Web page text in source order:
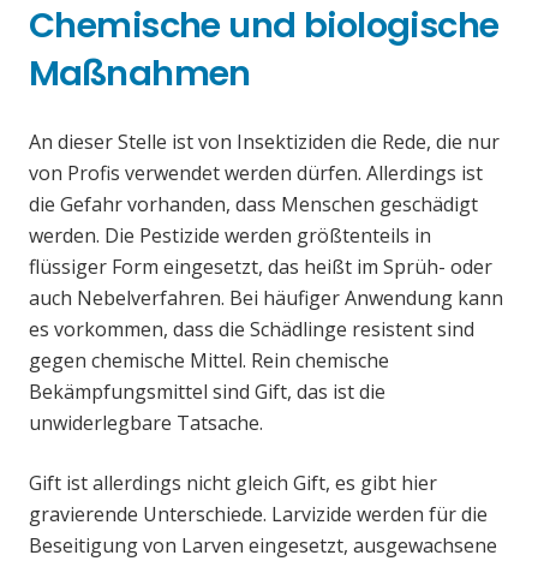
Chemische und biologische
Maßnahmen
An dieser Stelle ist von Insektiziden die Rede, die nur
von Profis verwendet werden dürfen. Allerdings ist
die Gefahr vorhanden, dass Menschen geschädigt
werden. Die Pestizide werden größtenteils in
flüssiger Form eingesetzt, das heißt im Sprüh- oder
auch Nebelverfahren. Bei häufiger Anwendung kann
es vorkommen, dass die Schädlinge resistent sind
gegen chemische Mittel. Rein chemische
Bekämpfungsmittel sind Gift, das ist die
unwiderlegbare Tatsache.
Gift ist allerdings nicht gleich Gift, es gibt hier
gravierende Unterschiede. Larvizide werden für die
Beseitigung von Larven eingesetzt, ausgewachsene